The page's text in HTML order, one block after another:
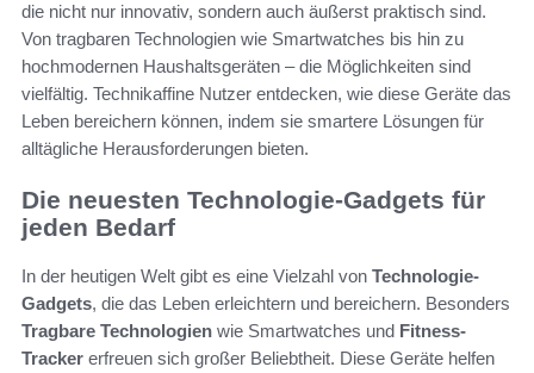
die nicht nur innovativ, sondern auch äußerst praktisch sind.
Von tragbaren Technologien wie Smartwatches bis hin zu
hochmodernen Haushaltsgeräten – die Möglichkeiten sind
vielfältig. Technikaffine Nutzer entdecken, wie diese Geräte das
Leben bereichern können, indem sie smartere Lösungen für
alltägliche Herausforderungen bieten.
Die neuesten Technologie-Gadgets für
jeden Bedarf
In der heutigen Welt gibt es eine Vielzahl von Technologie-
Gadgets, die das Leben erleichtern und bereichern. Besonders
Tragbare Technologien wie Smartwatches und Fitness-
Tracker erfreuen sich großer Beliebtheit. Diese Geräte helfen